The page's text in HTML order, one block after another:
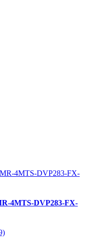
4MTS-DVP283-FX-